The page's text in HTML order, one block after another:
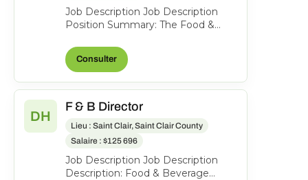
Job Description Job Description
Position Summary: The Food &
providing leadershi...
Consulter
DH
F & B Director
Lieu : Saint Clair, Saint Clair County
Salaire : $125 696
Job Description Job Description
Description: Food & Beverage